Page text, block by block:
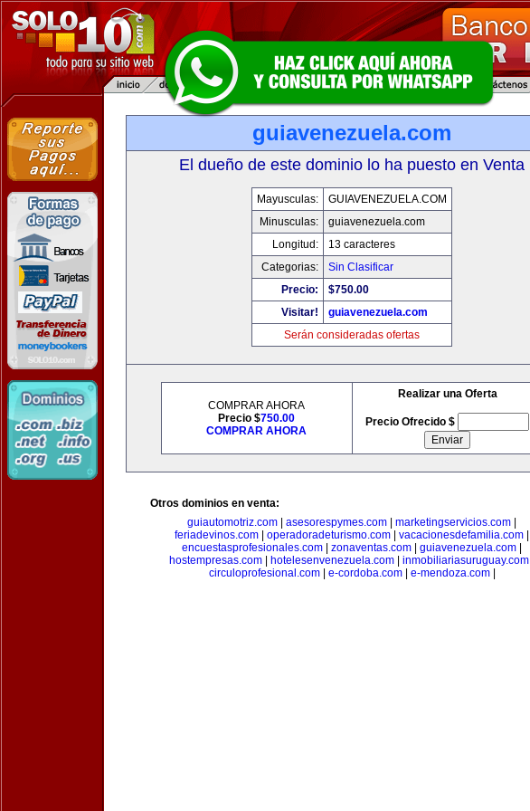
guiavenezuela.com
El dueño de este dominio lo ha puesto en Venta
Mayusculas:
GUIAVENEZUELA.COM
Minusculas:
guiavenezuela.com
Longitud:
13 caracteres
Categorias:
Sin Clasificar
Precio:
$750.00
Visitar!
guiavenezuela.com
Serán consideradas ofertas
COMPRAR AHORA
Precio $750.00
COMPRAR AHORA
Realizar una Oferta
Precio Ofrecido $
Otros dominios en venta:
guiautomotriz.com
asesorespymes.com marketingservicios.com
feriadevinos.com
operadoradeturismo.com vacacionesdefamilia.com
encuestasprofesionales.com
zonaventas.com guiavenezuela.com
hostempresas.com
hotelesenvenezuela.com inmobiliariasuruguay.com
circuloprofesional.com| e-cordoba.com| e-mendoza.com|